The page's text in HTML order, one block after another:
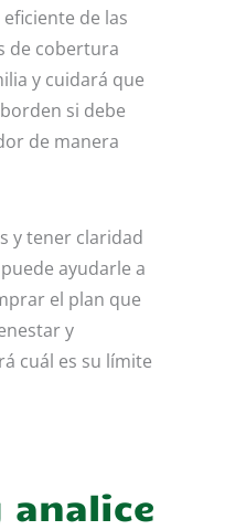
de las
de cobertura
y cuidará que
si debe
de manera
y tener claridad
ayudarle a
el plan que
y
cuál es su límite
analice